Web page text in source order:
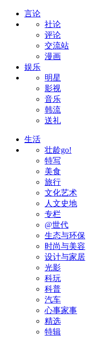
言论
社论
评论
交流站
漫画
娱乐
明星
影视
音乐
韩流
送礼
生活
壮龄go!
特写
美食
旅行
文化艺术
人文史地
专栏
@世代
生态与环保
时尚与美容
设计与家居
光影
科玩
科普
汽车
心事家事
精选
特辑